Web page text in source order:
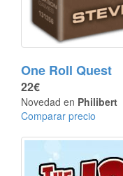
One Roll Quest
22€
Novedad en Philibert
Comparar precio